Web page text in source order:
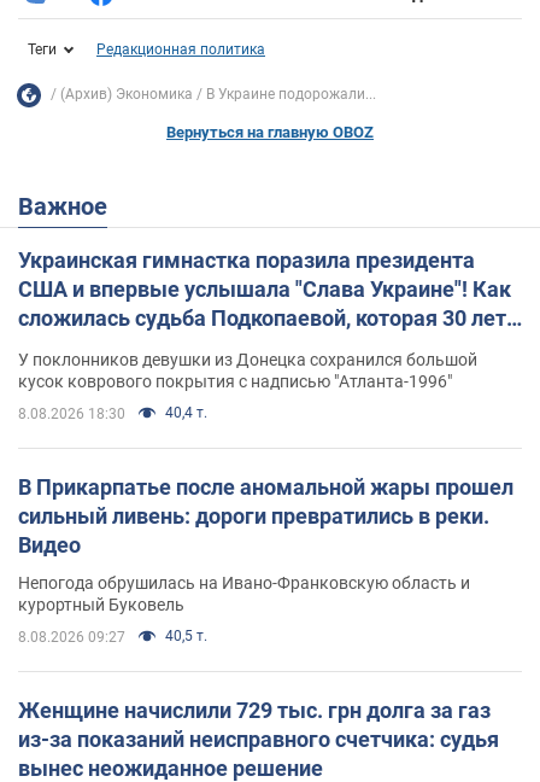
Теги Редакционная политика
(Архив) Экономика В Украине подорожали...
Вернуться на главную OBOZ
Важное
Украинская гимнастка поразила президента
США и впервые услышала "Слава Украине"! Как
сложилась судьба Подкопаевой, которая 30 лет
У поклонников девушки из Донецка сохранился большой
кусок коврового покрытия с надписью "Атланта-1996"
8.08.2026 18:30 40,4 т.
В Прикарпатье после аномальной жары прошел
сильный ливень: дороги превратились в реки.
Видео
Непогода обрушилась на Ивано-Франковскую область и
курортный Буковель
8.08.2026 09:27 40,5 т.
Женщине начислили 729 тыс. грн долга за газ
из-за показаний неисправного счетчика: судья
вынес неожиданное решение